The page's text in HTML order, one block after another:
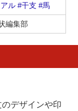
ル #干支 #馬
編集部
デザインや印